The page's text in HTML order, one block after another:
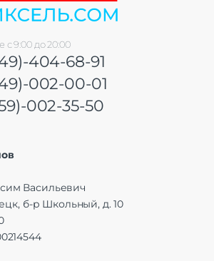
с 9:00 до 20:00
404-68-91
002-00-01
002-35-50
Васильевич
б-р Школьный, д. 10